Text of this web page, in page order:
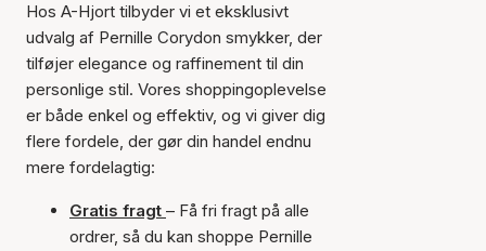
Hos A-Hjort tilbyder vi et eksklusivt
udvalg af Pernille Corydon smykker, der
tilføjer elegance og raffinement til din
personlige stil. Vores shoppingoplevelse
er både enkel og effektiv, og vi giver dig
flere fordele, der gør din handel endnu
mere fordelagtig:
Gratis fragt – Få fri fragt på alle
ordrer, så du kan shoppe Pernille